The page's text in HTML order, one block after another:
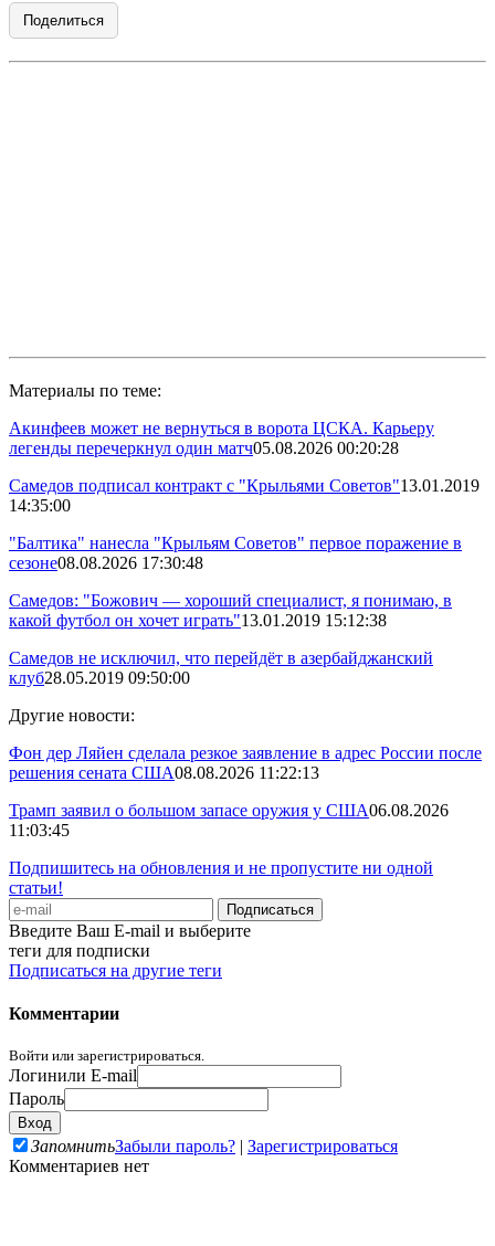
Поделиться
Материалы по теме:
Акинфеев может не вернуться в ворота ЦСКА. Карьеру
легенды перечеркнул один матч05.08.2026 00:20:28
Самедов подписал контракт с "Крыльями Советов"13.01.2019
14:35:00
"Балтика" нанесла "Крыльям Советов" первое поражение в
сезоне08.08.2026 17:30:48
Самедов: "Божович — хороший специалист, я понимаю, в
какой футбол он хочет играть"13.01.2019 15:12:38
Самедов не исключил, что перейдёт в азербайджанский
клуб28.05.2019 09:50:00
Другие новости:
Фон дер Ляйен сделала резкое заявление в адрес России после
решения сената США08.08.2026 11:22:13
Трамп заявил о большом запасе оружия у США06.08.2026
11:03:45
Подпишитесь на обновления и не пропустите ни одной
статьи!
Введите Ваш E-mail и выберите
теги для подписки
Подписаться на другие теги
Комментарии
Войти или зарегистрироваться.
Логинили E-mail
Пароль
ЗапомнитьЗабыли пароль? | Зарегистрироваться
Комментариев нет